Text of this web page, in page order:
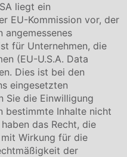
liegt ein
EU-Kommission vor, der
angemessenes
für Unternehmen, die
(EU-U.S.A. Data
Dies ist bei den
eingesetzten
Sie die Einwilligung
bestimmte Inhalte nicht
das Recht, die
Wirkung für die
der